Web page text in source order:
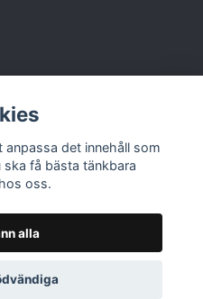
AB
det innehåll som
få bästa tänkbara
oss.
alla